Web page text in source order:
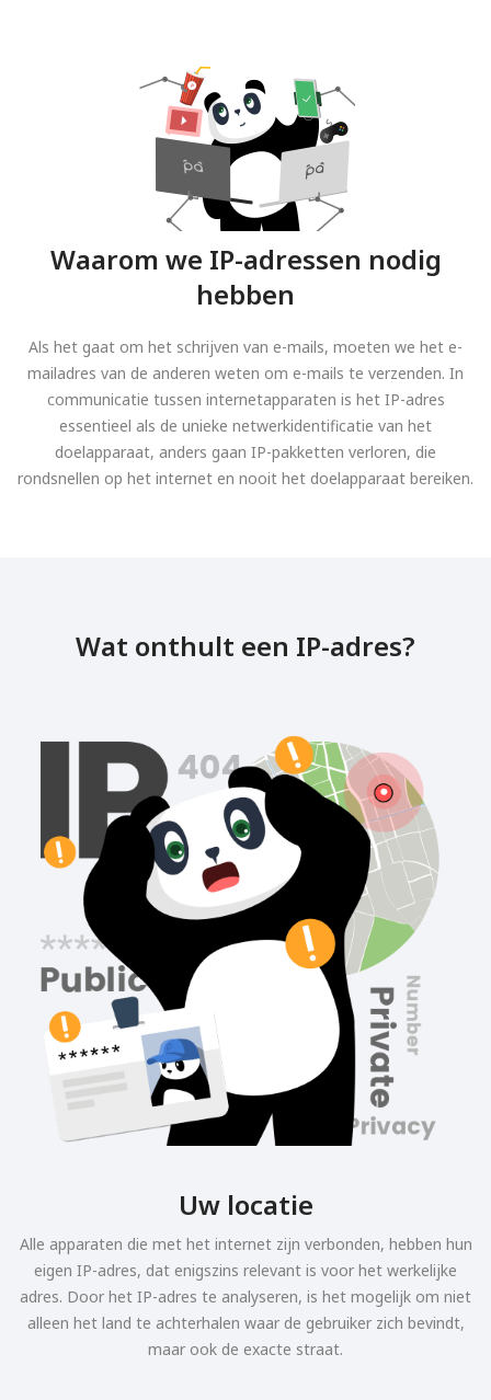
Waarom we IP-adressen nodig
hebben
Als het gaat om het schrijven van e-mails, moeten we het e-
mailadres van de anderen weten om e-mails te verzenden. In
communicatie tussen internetapparaten is het IP-adres
essentieel als de unieke netwerkidentificatie van het
doelapparaat, anders gaan IP-pakketten verloren, die
rondsnellen op het internet en nooit het doelapparaat bereiken.
Wat onthult een IP-adres?
Uw locatie
Alle apparaten die met het internet zijn verbonden, hebben hun
eigen IP-adres, dat enigszins relevant is voor het werkelijke
adres. Door het IP-adres te analyseren, is het mogelijk om niet
alleen het land te achterhalen waar de gebruiker zich bevindt,
maar ook de exacte straat.